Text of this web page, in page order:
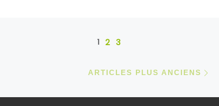
Navigation dans les articles
1 2 3
ARTICLES PLUS ANCIENS